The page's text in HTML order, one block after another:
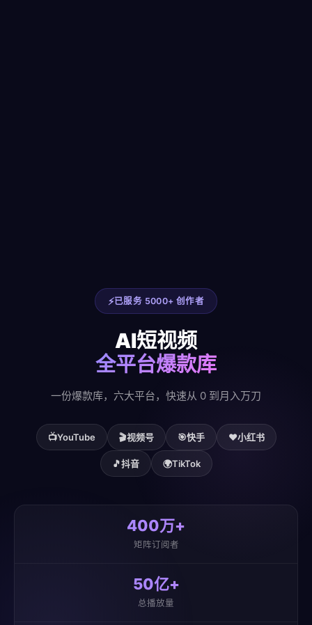
已服务 5000+ 创作者
AI短视频
全平台爆款库
一份爆款库，六大平台，快速从 0 到月入万刀
📺YouTube 🎬视频号 🎯快手 ❤️小红书
🎵抖音 🌍TikTok
400万+
矩阵订阅者
50亿+
总播放量